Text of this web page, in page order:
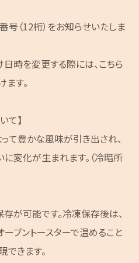
号（12桁）をお知らせいたしま
時を変更する際には、こちら
す。
て】
て豊かな風味が引き出され、
変化が生まれます。（冷暗所
が可能です。冷凍保存後は、
ーブントースターで温めること
できます。